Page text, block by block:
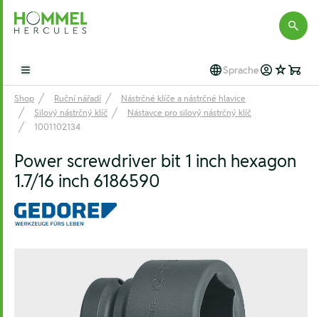
Hommel Hercules
Open main menu Sprache
Shop Ruční nářadí
Nástrčné klíče a nástrčné hlavice
Silový nástrčný klíč
Nástavce pro silový nástrčný klíč
1001102134
Power screwdriver bit 1 inch hexagon
1.7/16 inch 6186590